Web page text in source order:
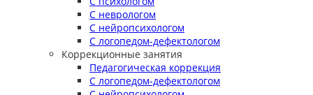
С неврологом
С нейропсихологом
С логопедом-дефектологом
Коррекционные занятия
Педагогическая коррекция
С логопедом-дефектологом